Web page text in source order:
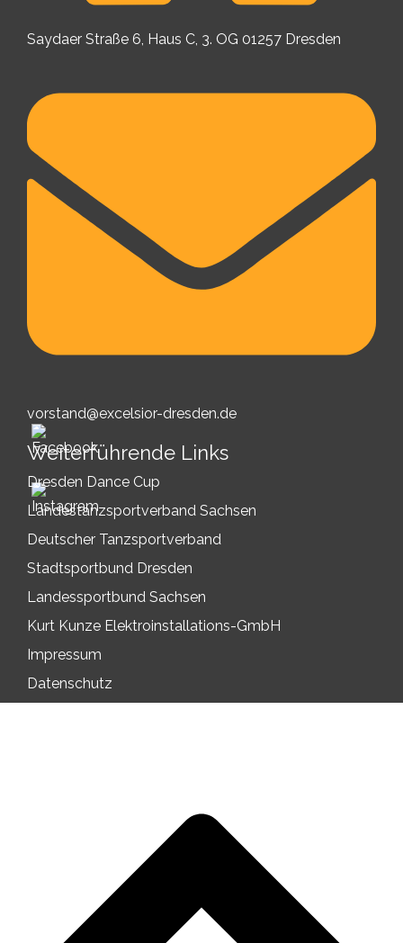
Saydaer Straße 6, Haus C, 3. OG 01257 Dresden
vorstand@excelsior-dresden.de
Weiterführende Links
Dresden Dance Cup
Landestanzsportverband Sachsen
Deutscher Tanzsportverband
Stadtsportbund Dresden
Landessportbund Sachsen
Kurt Kunze Elektroinstallations-GmbH
Impressum
Datenschutz